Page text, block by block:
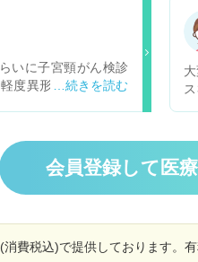
いに子宮頸がん検診
度異形成となりまし
かることはあります
ます。一応、病院の先
はないからって言わ
会員登録して医
費税込)で提供しております。